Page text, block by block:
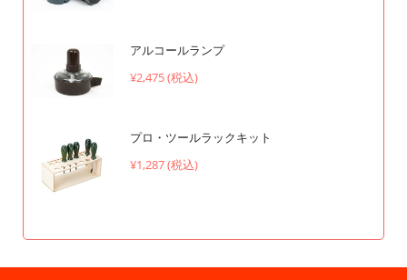
アルコールランプ
¥2,475 (税込)
プロ・ツールラックキット
¥1,287 (税込)